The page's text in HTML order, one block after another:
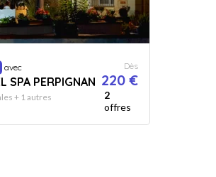
avec
SPA PERPIGNAN
Dès
220 €
+ 1 autres
2
offres